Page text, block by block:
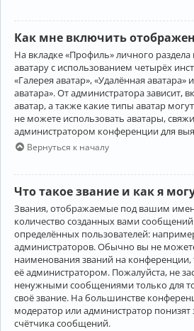
Как мне включить
На вкладке «Профиль» личного
аватару с использованием четырёх
«Галерея аватар», «Удалённая аватара»
аватара». От администратора зависит,
аватар, а также какие типы аватар
не можете использовать аватары,
администратором конференции для
Вернуться к началу
Что такое звание и как я
Звания, отображаемые под вашим
количество созданных вами
определённых пользователей:
администраторов. Обычно вы не
наименования званий на конференции,
её администратором. Пожалуйста, не
ненужными сообщениями только для
своё звание. На большинстве
модератор или администратор
счётчика сообщений.